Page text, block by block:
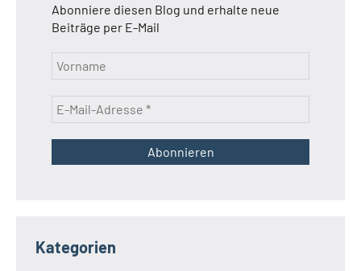
Abonniere diesen Blog und erhalte neue
Beiträge per E-Mail
Kategorien